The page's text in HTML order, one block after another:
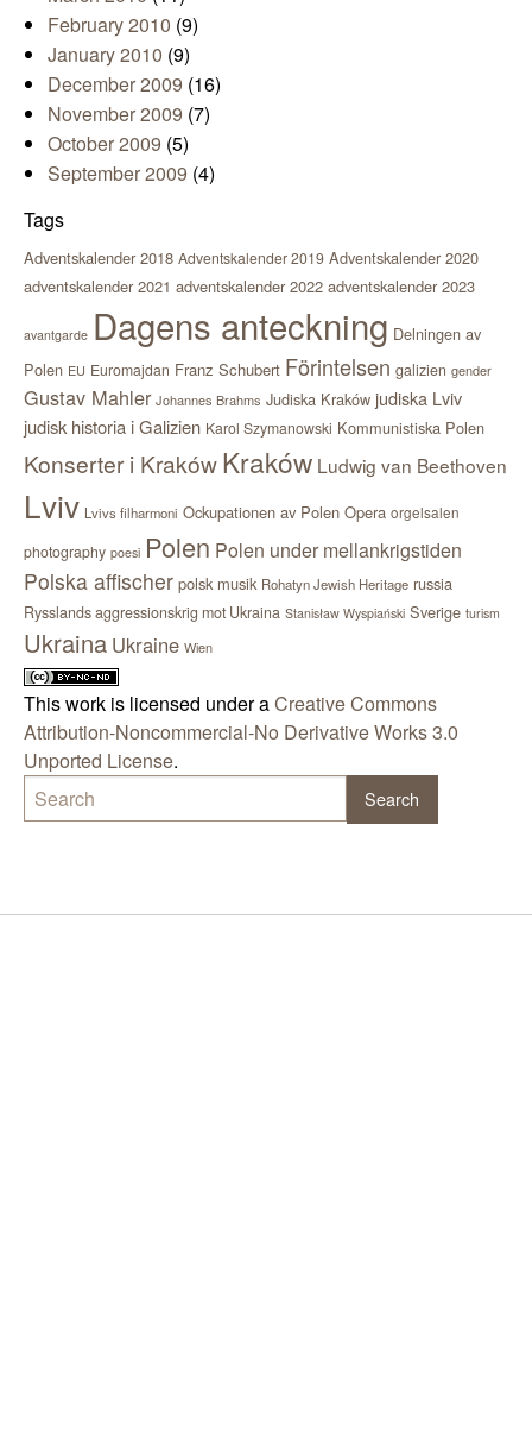
February 2010 (9)
January 2010 (9)
December 2009 (16)
November 2009 (7)
October 2009 (5)
September 2009 (4)
Tags
Adventskalender 2018 Adventskalender 2019 Adventskalender 2020
adventskalender 2021 adventskalender 2022 adventskalender 2023
avantgarde Dagens anteckning Delningen av
Polen EU Euromajdan Franz Schubert Förintelsen galizien gender
Gustav Mahler Johannes Brahms Judiska Kraków judiska Lviv
judisk historia i Galizien Karol Szymanowski Kommunistiska Polen
Konserter i KrakówKraków Ludwig van Beethoven
Lviv Lvivs filharmoni Ockupationen av Polen Opera orgelsalen
photography poesi Polen Polen under mellankrigstiden
Polska affischer polsk musik Rohatyn Jewish Heritage russia
Rysslands aggressionskrig mot Ukraina Stanisław Wyspiański Sverige turism
Ukraina Ukraine Wien
This work is licensed under aCreative Commons
Attribution-Noncommercial-No Derivative Works 3.0
Unported License.